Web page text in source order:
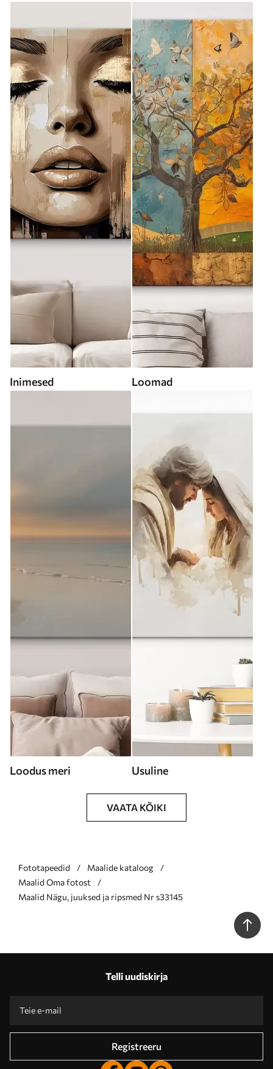
Inimesed Loomad
Loodus meri Usuline
VAATA KÕIKI
Fototapeedid
Maalide kataloog
Maalid Oma fotost
Maalid Nägu, juuksed ja ripsmed Nr s33145
Telli uudiskirja
Registreeru